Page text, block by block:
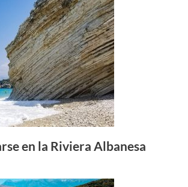
en la Riviera Albanesa